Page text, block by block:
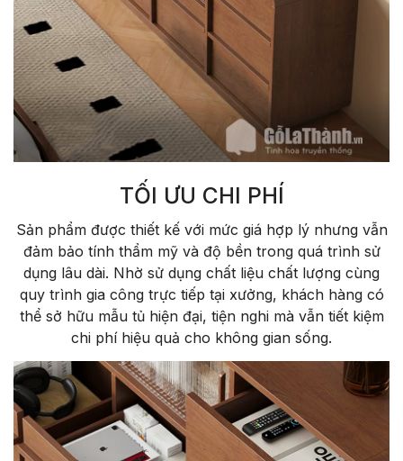
TỐI ƯU CHI PHÍ
Sản phẩm được thiết kế với mức giá hợp lý nhưng vẫn
đảm bảo tính thẩm mỹ và độ bền trong quá trình sử
dụng lâu dài. Nhờ sử dụng chất liệu chất lượng cùng
quy trình gia công trực tiếp tại xưởng, khách hàng có
thể sở hữu mẫu tủ hiện đại, tiện nghi mà vẫn tiết kiệm
chi phí hiệu quả cho không gian sống.